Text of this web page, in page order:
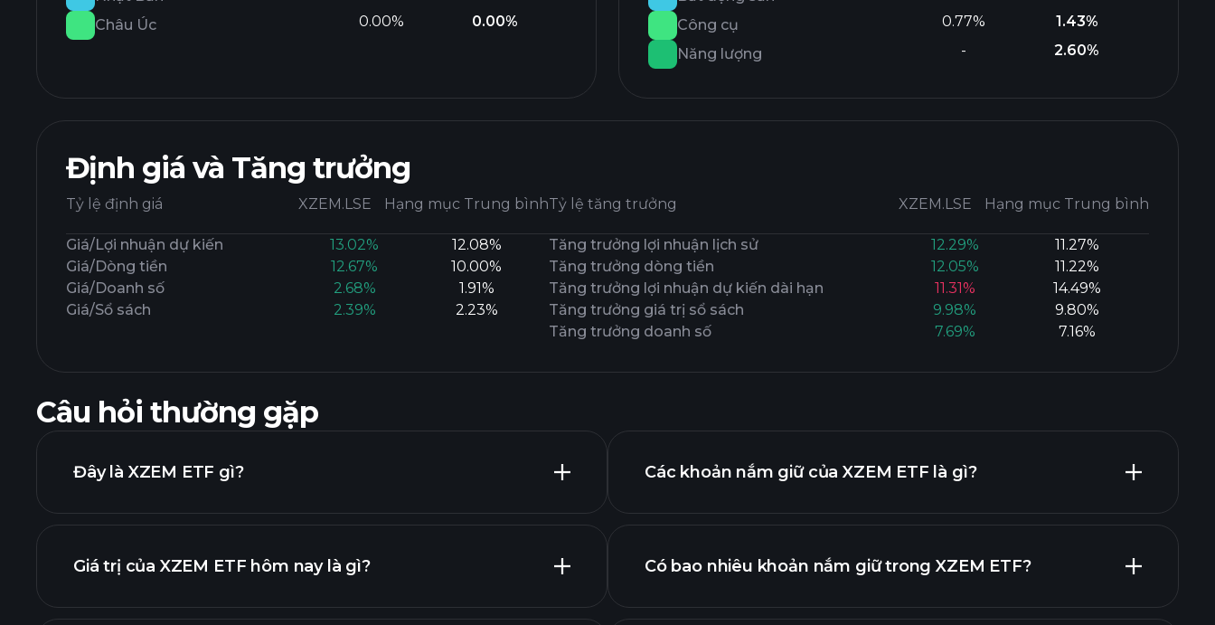
Châu Úc
0.00% 0.00%
Công cụ
0.77%
1.43%
Năng lượng
- 2.60%
Định giá và Tăng trưởng
Tỷ lệ định giá XZEM.LSE Hạng mục Trung bình
Giá/Lợi nhuận dự kiến 13.02%
12.08%
Giá/Dòng tiền
12.67%
10.00%
Giá/Doanh số
2.68%
1.91%
Giá/Sổ sách
2.39% 2.23%
Tỷ lệ tăng trưởng XZEM.LSE Hạng mục Trung bình
Tăng trưởng lợi nhuận lịch sử 12.29%
11.27%
Tăng trưởng dòng tiền
12.05%
11.22%
Tăng trưởng lợi nhuận dự kiến ​​dài hạn
11.31%
14.49%
Tăng trưởng giá trị sổ sách
9.98%
9.80%
Tăng trưởng doanh số
7.69% 7.16%
Câu hỏi thường gặp
Đây là XZEM ETF gì?
Giá trị của XZEM ETF hôm nay là gì?
Các khoản nắm giữ của XZEM ETF là gì?
khoản nắm giữ
Có bao nhiêu khoản nắm giữ trong XZEM ETF?